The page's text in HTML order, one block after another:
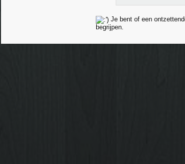
Je bent of een
begrijpen.